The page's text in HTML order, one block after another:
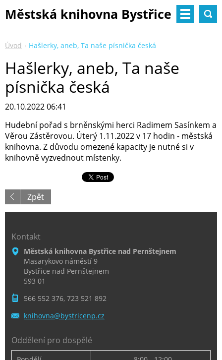
Městská knihovna Bystřice
Úvod Hašlerky, aneb, Ta naše písnička česká
Hašlerky, aneb, Ta naše
písnička česká
20.10.2022 06:41
Hudební pořad s brněnskými herci Radimem Sasínkem a
Věrou Zástěrovou. Úterý 1.11.2022 v 17 hodin - městská
knihovna. Z důvodu omezené kapacity je nutné si v
knihovně vyzvednout místenky.
Zpět
Kontakt
Městská knihovna Bystřice nad Pernštejnem
Masarykovo náměstí 9
Bystřice nad Pernštejnem
593 01
566 552 376, 723 521 892
knihovna@bystricenp.cz
Oddělení pro dospělé